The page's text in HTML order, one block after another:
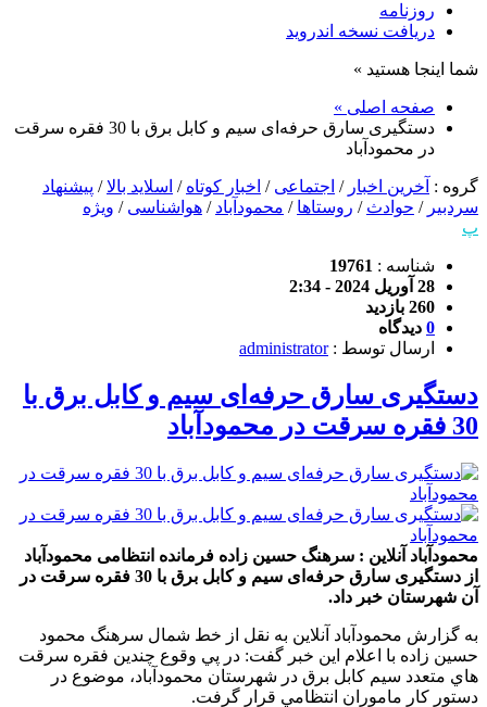
روزنامه
دریافت نسخه اندروید
شما اینجا هستید »
صفحه اصلی »
دستگيری سارق حرفه‌ای سيم و کابل برق با 30 فقره سرقت
در محمودآباد
گروه : آخرین اخبار / اجتماعی / اخبار کوتاه / اسلاید بالا/ پیشنهاد
سردبیر / حوادث / روستاها / محمودآباد / هواشناسی / ویژه
پ
شناسه : 19761
28 آوریل 2024 - 2:34
260 بازدید
0 دیدگاه
ارسال توسط :administrator
دستگيری سارق حرفه‌ای سيم و کابل برق با
30 فقره سرقت در محمودآباد
محمودآباد آنلاین : سرهنگ حسین زاده فرمانده انتظامی محمودآباد
از دستگيری سارق حرفه‌ای سيم و کابل برق با 30 فقره سرقت در
آن شهرستان خبر داد.
به گزارش محمودآباد آنلاین به نقل از خط شمال سرهنگ محمود
حسين زاده با اعلام اين خبر گفت: در پي وقوع چندين فقره سرقت
هاي متعدد سيم کابل برق در شهرستان محمودآباد، موضوع در
دستور کار ماموران انتظامي قرار گرفت.